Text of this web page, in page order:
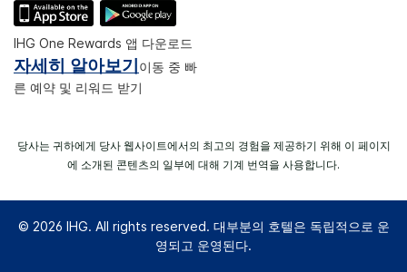
IHG One Rewards 앱 다운로드
자세히 알아보기 이동 중 빠
른 예약 및 리워드 받기
당사는 귀하에게 당사 웹사이트에서의 최고의 경험을 제공하기 위해 이 페이지
에 소개된 콘텐츠의 일부에 대해 기계 번역을 사용합니다.
© 2026 IHG. All rights reserved. 대부분의 호텔은 독립적으로 운
영되고 운영된다.